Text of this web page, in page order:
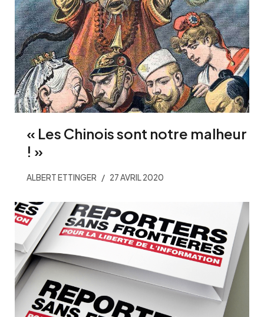
« Les Chinois sont notre malheur
! »
ALBERT ETTINGER 27 AVRIL 2020